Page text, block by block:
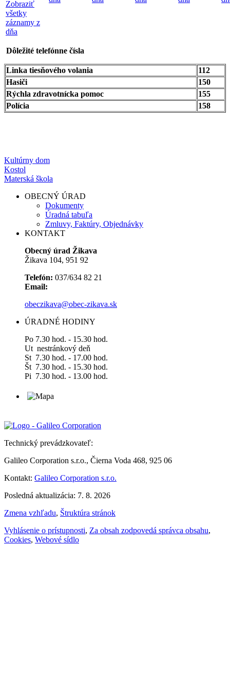
Zobraziť
všetky
záznamy z
dňa
Dôležité telefónne čísla
Linka tiesňového volania
112
Hasiči
150
Rýchla zdravotnícka pomoc
155
Polícia
158
Kultúrny dom
Kostol
Materská škola
OBECNÝ ÚRAD
Dokumenty
Úradná tabuľa
Zmluvy, Faktúry, Objednávky
KONTAKT
Obecný úrad Žikava
Žikava 104, 951 92
Telefón: 037/634 82 21
Email:
obeczikava@obec-zikava.sk
ÚRADNÉ HODINY
Po 7.30 hod. - 15.30 hod.
Ut nestránkový deň
St 7.30 hod. - 17.00 hod.
Št 7.30 hod. - 15.30 hod.
Pi 7.30 hod. - 13.00 hod.
Technický prevádzkovateľ:
Galileo Corporation s.r.o., Čierna Voda 468, 925 06
Kontakt: Galileo Corporation s.r.o.
Posledná aktualizácia: 7. 8. 2026
Zmena vzhľadu, Štruktúra stránok
Vyhlásenie o prístupnosti, Za obsah zodpovedá správca obsahu,
Cookies, Webové sídlo